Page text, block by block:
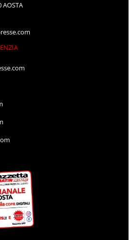
AOSTA